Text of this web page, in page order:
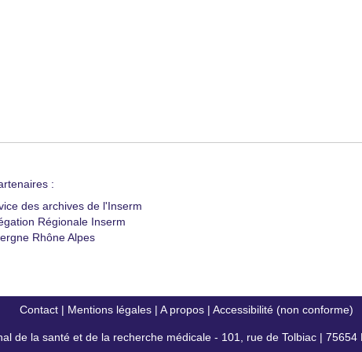
:
des archives de l'Inserm
Régionale Inserm
Rhône Alpes
Contact| Mentions légales| A propos| Accessibilité (non conforme)
de la santé et de la recherche médicale - 101, rue de Tolbiac | 75654